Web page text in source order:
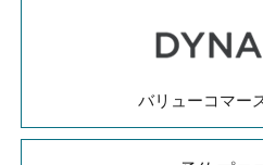
バリューコマー